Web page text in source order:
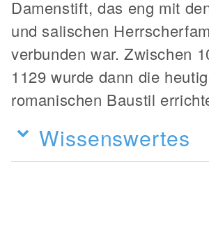
Damenstift, das eng mit
und salischen
verbunden war. Zwischen
1129 wurde dann die
romanischen Baustil
Wissenswertes